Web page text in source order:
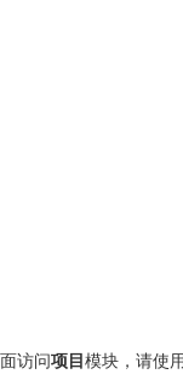
访问项目模块，请使